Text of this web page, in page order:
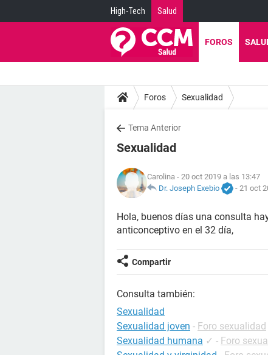
High-Tech Salud
FOROS
Foros Sexualidad
Tema Anterior
Sexualidad
Carolina - 20 oct 2019 a las 13:47
Dr. Joseph Exebio
- 21 oct
Hola, buenos días una consulta
anticonceptivo en el 32 día,
Compartir
Consulta también:
Sexualidad
Sexualidad joven - Foro sexualidad
Sexualidad humana ✓ - Foro